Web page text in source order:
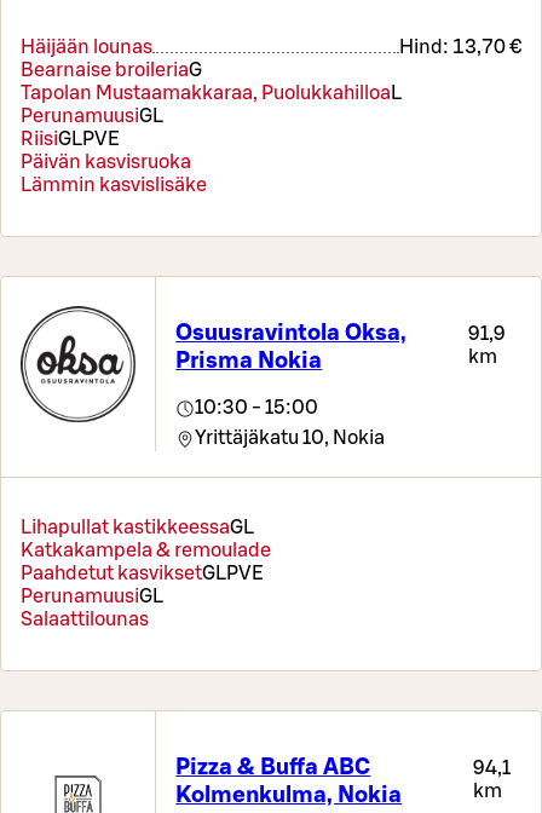
Häijään lounas Hind: 13,70 €
Bearnaise broileriaG
Tapolan Mustaamakkaraa, Puolukkahilloa L
PerunamuusiGL
RiisiGLPVE
Päivän kasvisruoka
Lämmin kasvislisäke
Osuusravintola Oksa,
Prisma Nokia
91,9
km
10:30 - 15:00
Yrittäjäkatu 10, Nokia
Lihapullat kastikkeessaGL
Katkakampela & remoulade
Paahdetut kasviksetGLPVE
PerunamuusiGL
Salaattilounas
Pizza & Buffa ABC
Kolmenkulma, Nokia
94,1
km